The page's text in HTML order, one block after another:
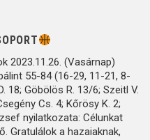
2023.11.26. (Vasárnap)
55-84 (16-29, 11-21, 8-
18; Göbölös R. 13/6; Szeitl V.
Cs. 4; Kőrösy K. 2;
nyilatkozata: Célunkat
Gratulálok a hazaiaknak,